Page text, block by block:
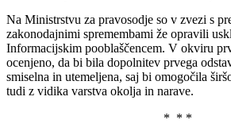
Na Ministrstvu za pravosodje so v zvezi s
zakonodajnimi spremembami že opravili
Informacijskim pooblaščencem. V okviru
ocenjeno, da bi bila dopolnitev prvega
smiselna in utemeljena, saj bi omogočila
tudi z vidika varstva okolja in narave.
* * *